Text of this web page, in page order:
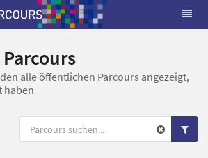
alle öffentlichen Parcours angezeigt,
haben